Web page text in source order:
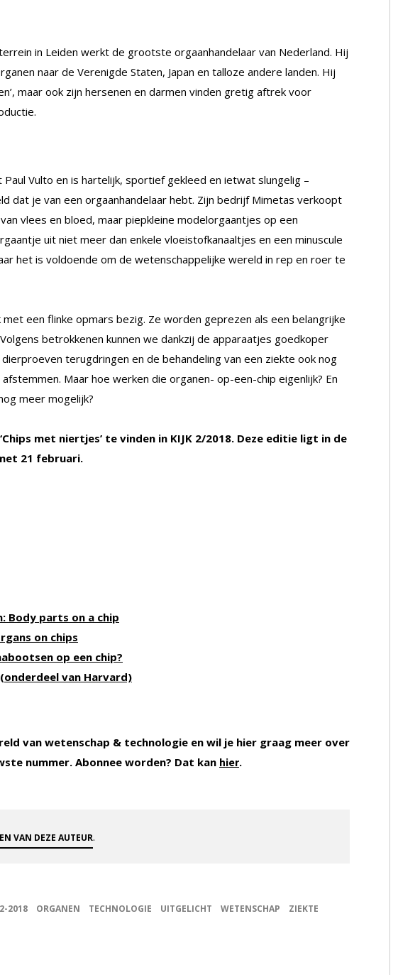
in Leiden werkt de grootste orgaanhandelaar van Nederland. Hij
naar de Verenigde Staten, Japan en talloze andere landen. Hij
maar ook zijn hersenen en darmen vinden gretig aftrek voor
Paul Vulto en is hartelijk, sportief gekleed en ietwat slungelig –
dat je van een orgaanhandelaar hebt. Zijn bedrijf Mimetas verkoopt
vlees en bloed, maar piepkleine modelorgaantjes op een
uit niet meer dan enkele vloeistofkanaaltjes en een minuscule
het is voldoende om de wetenschappelijke wereld in rep en roer te
een flinke opmars bezig. Ze worden geprezen als een belangrijke
betrokkenen kunnen we dankzij de apparaatjes goedkoper
terugdringen en de behandeling van een ziekte ook nog
Maar hoe werken die organen- op-een-chip eigenlijk? En
meer mogelijk?
met niertjes’ te vinden in KIJK 2/2018. Deze editie ligt in de
21 februari.
Body parts on a chip
on chips
op een chip?
van Harvard)
van wetenschap & technologie en wil je hier graag meer over
nummer. Abonnee worden? Dat kan hier.
VAN DEZE AUTEUR.
2018 ORGANEN TECHNOLOGIE UITGELICHT WETENSCHAP ZIEKTE